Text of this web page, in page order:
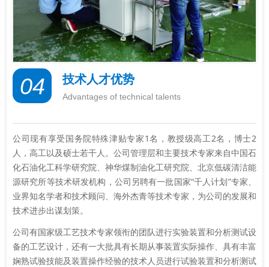
技术人才优势
Advantages of technical talents
04
公司现有享受国务院特殊津贴专家1名，教授级高工2名，博士2
人，高工以及硕士若干人。公司管理层和主要技术专家来自中国石
化石油化工科学研究院、神华煤制油化工研究院、北京低碳清洁能
源研究所等技术研发机构，公司另聘有一批国家“千人计划”专家、
业界知名学者和技术顾问、海外杰青等技术专家，为公司的发展和
技术进步出谋划策。
公司有国家级工艺技术专家领衔的团队进行实验装置和分析测试设
备的工艺设计，还有一大批具有长期从事装置实际操作、具有丰富
娴熟试验技能及装置操作经验的技术人员进行试验装置和分析测试